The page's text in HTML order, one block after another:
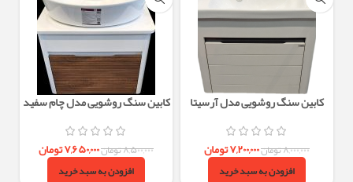
کابین سنگ روشویی مدل آرسیتا
سفید
۸,۰۰۰,۰۰۰تومان۷,۲۰۰,۰۰۰تومان
افزودن به سبد خرید
کابین سنگ روشویی مدل چام سفید
چوب
۸,۵۰۰,۰۰۰تومان۷,۶۵۰,۰۰۰تومان
افزودن به سبد خرید